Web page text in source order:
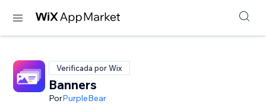
Verificada por Wix
Banners
PorPurpleBear